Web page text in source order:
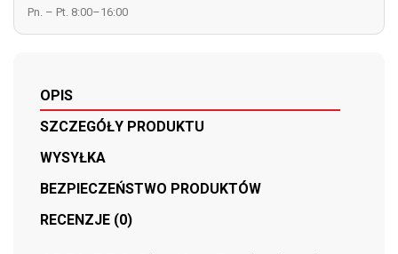
Pn. – Pt. 8:00–16:00
OPIS
SZCZEGÓŁY PRODUKTU
WYSYŁKA
BEZPIECZEŃSTWO PRODUKTÓW
RECENZJE (0)